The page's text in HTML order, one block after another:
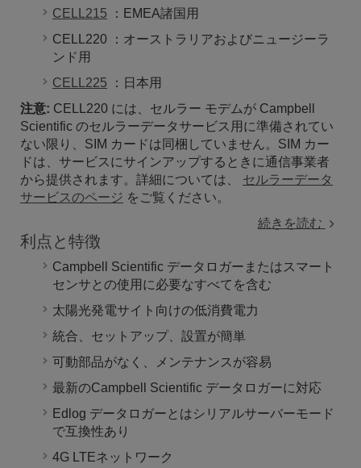
CELL215
：EMEA諸国用
CELL220
：オーストラリアおよびニュージーラ
ンド用
CELL225
：日本用
注意: CELL220 には、セルラー モデムが Campbell
Scientific のセルラーデータサービス用に準備されてい
ない限り、SIM カードは同梱していません。SIM カー
ドは、サービスにサインアップするときに通信事業者
から提供されます。詳細については、
セルラーデータ
サービスのページ をご覧ください。
続きを読む
利点と特徴
Campbell Scientific データロガーまたはスマート
センサとの使用に必要なすべてを含む
太陽光発電サイト向けの低消費電力
統合、セットアップ、設置が簡単
可動部品がなく、メンテナンスが容易
最新のCampbell Scientific データロガーに対応
Edlog データロガーとはシリアルサーバーモード
で互換性あり
4G LTEネットワーク